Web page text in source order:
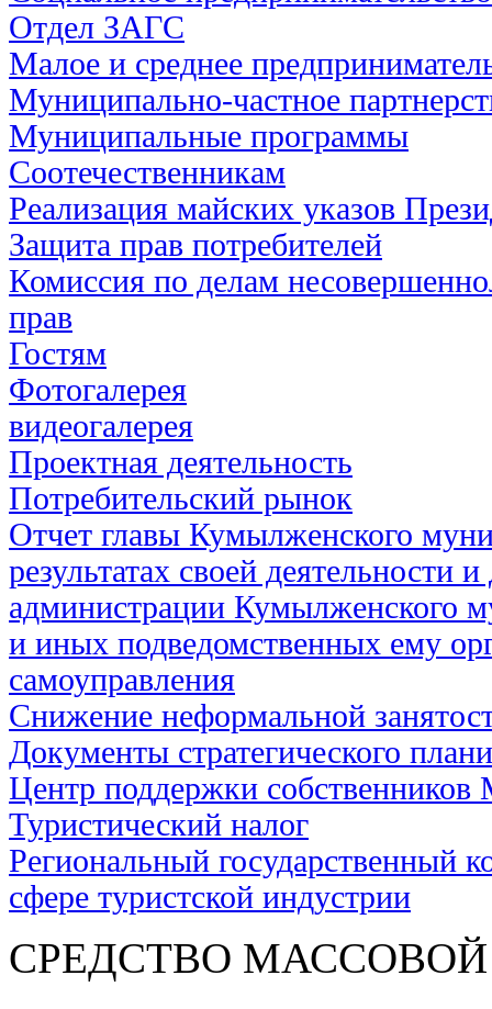
Отдел ЗАГС
Малое и среднее
Муниципально-частное
Муниципальные программы
Соотечественникам
Реализация майских указов
Защита прав потребителей
Комиссия по делам
прав
Гостям
Фотогалерея
видеогалерея
Проектная деятельность
Потребительский рынок
Отчет главы Кумылженского
результатах своей деятельности
администрации Кумылженского
и иных подведомственных ему
самоуправления
Снижение неформальной
Документы стратегического
Центр поддержки
Туристический налог
Региональный государственный
сфере туристской индустрии
СРЕДСТВО